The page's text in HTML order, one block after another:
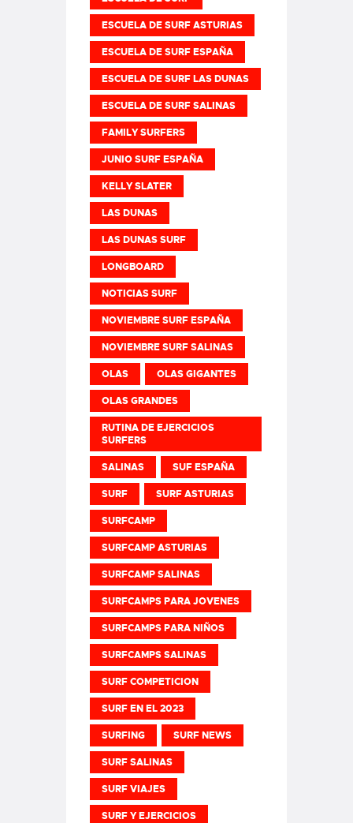
ESCUELA DE SURF ASTURIAS
ESCUELA DE SURF ESPAÑA
ESCUELA DE SURF LAS DUNAS
ESCUELA DE SURF SALINAS
FAMILY SURFERS
JUNIO SURF ESPAÑA
KELLY SLATER
LAS DUNAS
LAS DUNAS SURF
LONGBOARD
NOTICIAS SURF
NOVIEMBRE SURF ESPAÑA
NOVIEMBRE SURF SALINAS
OLAS OLAS GIGANTES
OLAS GRANDES
RUTINA DE EJERCICIOS
SURFERS
SALINAS SUF ESPAÑA
SURF SURF ASTURIAS
SURFCAMP
SURFCAMP ASTURIAS
SURFCAMP SALINAS
SURFCAMPS PARA JOVENES
SURFCAMPS PARA NIÑOS
SURFCAMPS SALINAS
SURF COMPETICION
SURF EN EL 2023
SURFING SURF NEWS
SURF SALINAS
SURF VIAJES
SURF Y EJERCICIOS